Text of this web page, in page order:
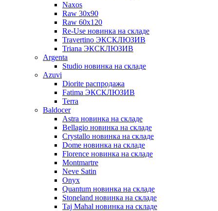
Naxos
Raw 30x90
Raw 60х120
Re-Use новинка на складе
Travertino ЭКСКЛЮЗИВ
Triana ЭКСКЛЮЗИВ
Argenta
Studio новинка на складе
Azuvi
Diorite распродажа
Fatima ЭКСКЛЮЗИВ
Terra
Baldoсer
Astra новинка на складе
Bellagio новинка на складе
Crystallo новинка на складе
Dome новинка на складе
Florence новинка на складе
Montmartre
Neve Satin
Onyx
Quantum новинка на складе
Stoneland новинка на складе
Taj Mahal новинка на складе